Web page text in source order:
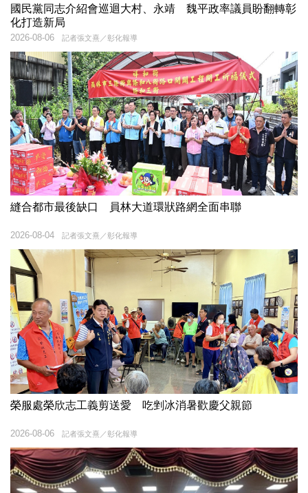
國民黨同志介紹會巡迴大村、永靖 魏平政率議員盼翻轉彰
化打造新局
記者張文熹／彰化報導
2026-08-06
縫合都市最後缺口 員林大道環狀路網全面串聯
記者張文熹／彰化報導
2026-08-04
榮服處榮欣志工義剪送愛 吃剉冰消暑歡慶父親節
記者張文熹／彰化報導
2026-08-06